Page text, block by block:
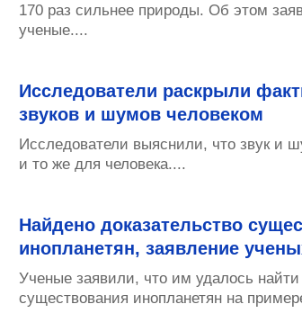
170 раз сильнее природы. Об этом
ученые....
Исследователи раскрыли
звуков и шумов человеком
Исследователи выяснили, что звук и
и то же для человека....
Найдено доказательство
инопланетян, заявление
Ученые заявили, что им удалось найти
существования инопланетян на